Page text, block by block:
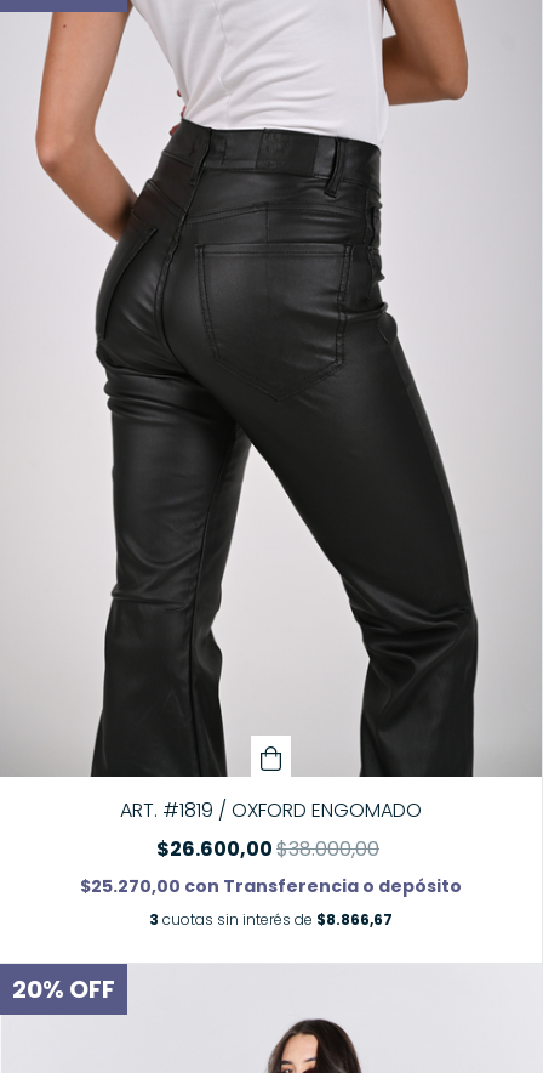
ART. #1819 / OXFORD ENGOMADO
$26.600,00$38.000,00
$25.270,00 con Transferencia o depósito
3 cuotas sin interés de $8.866,67
20% OFF